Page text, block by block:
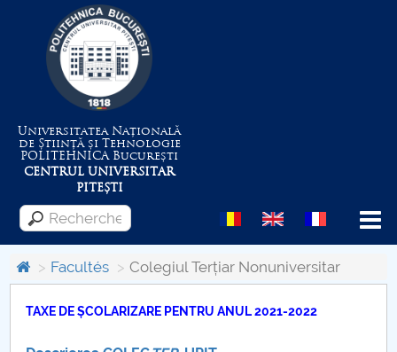
Universitatea Națională
de Știință și Tehnologie
POLITEHNICABucurești
CENTRUL UNIVERSITAR
PITEȘTI
Menu
Despre Universitate
Facultés Colegiul Terțiar Nonuniversitar
TAXE DE ȘCOLARIZARE PENTRU ANUL 2021-2022